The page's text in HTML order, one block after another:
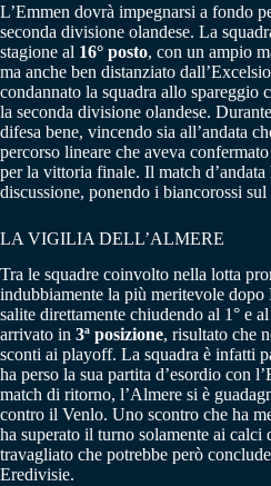
L’Emmen dovrà impegnarsi a fondo
seconda divisione olandese. La
stagione al 16° posto, con un ampio
ma anche ben distanziato
condannato la squadra allo spareggio
la seconda divisione olandese.
difesa bene, vincendo sia all’andata
percorso lineare che aveva
per la vittoria finale. Il match
discussione, ponendo i biancorossi
LA VIGILIA DELL’ALMERE
Tra le squadre coinvolto nella lotta
indubbiamente la più meritevole
salite direttamente chiudendo al 1° e
arrivato in 3ª posizione, risultato che
sconti ai playoff. La squadra è infatti
ha perso la sua partita d’esordio con
match di ritorno, l’Almere si è
contro il Venlo. Uno scontro che ha
ha superato il turno solamente ai
travagliato che potrebbe però
Eredivisie.